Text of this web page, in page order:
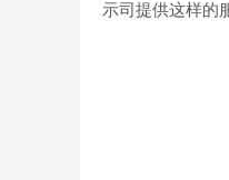
示司提供这样的